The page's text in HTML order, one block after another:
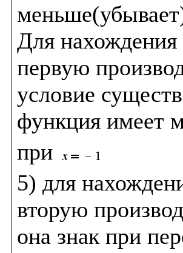
Для нахождения
первую
условие
функция имеет
при
5) для
вторую
она знак при